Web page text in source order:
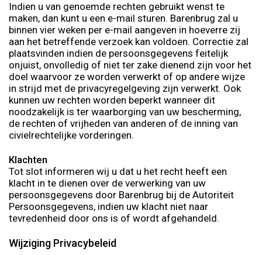
Indien u van genoemde rechten gebruikt wenst te
maken, dan kunt u een e-mail sturen. Barenbrug zal u
binnen vier weken per e-mail aangeven in hoeverre zij
aan het betreffende verzoek kan voldoen. Correctie zal
plaatsvinden indien de persoonsgegevens feitelijk
onjuist, onvolledig of niet ter zake dienend zijn voor het
doel waarvoor ze worden verwerkt of op andere wijze
in strijd met de privacyregelgeving zijn verwerkt. Ook
kunnen uw rechten worden beperkt wanneer dit
noodzakelijk is ter waarborging van uw bescherming,
de rechten of vrijheden van anderen of de inning van
civielrechtelijke vorderingen.
Klachten
Tot slot informeren wij u dat u het recht heeft een
klacht in te dienen over de verwerking van uw
persoonsgegevens door Barenbrug bij de Autoriteit
Persoonsgegevens, indien uw klacht niet naar
tevredenheid door ons is of wordt afgehandeld.
Wijziging Privacybeleid